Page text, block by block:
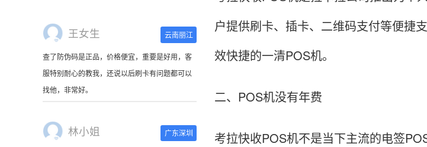
王女生 云南丽江
查了防伪码是正品，价格便宜，重要是好用，客
服特别耐心的教我，还说以后刷卡有问题都可以
找他，非常好。
林小姐 广东深圳
户提供刷卡、插卡、二维码支付等便捷
效快捷的一清POS机。
二、POS机没有年费
考拉快收POS机不是当下主流的电签